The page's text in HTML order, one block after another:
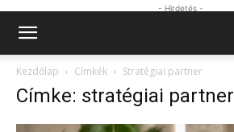
- Hirdetés -
Kezdőlap Címkék Stratégiai partner
Címke: stratégiai partner